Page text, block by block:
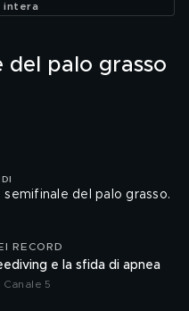
intera
del palo grasso
del palo grasso.
RECORD
e la sfida di apnea
5